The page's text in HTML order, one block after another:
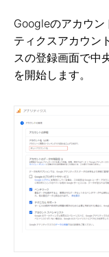
Googleのアカウン
ティクスアカウン
スの登録画面で中
を開始します。